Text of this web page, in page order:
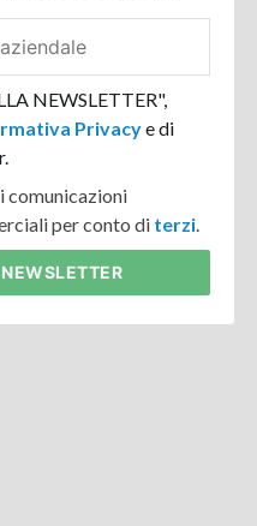
NEWSLETTER",
Privacye di
comunicazioni
per conto di terzi.